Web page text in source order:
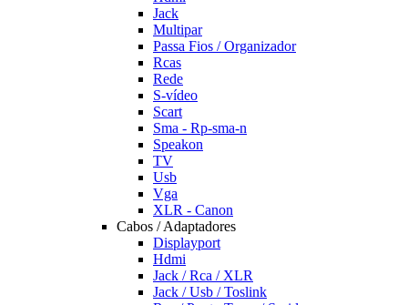
Jack
Multipar
Passa Fios / Organizador
Rcas
Rede
S-vídeo
Scart
Sma - Rp-sma-n
Speakon
TV
Usb
Vga
XLR - Canon
Cabos / Adaptadores
Displayport
Hdmi
Jack / Rca / XLR
Jack / Usb / Toslink